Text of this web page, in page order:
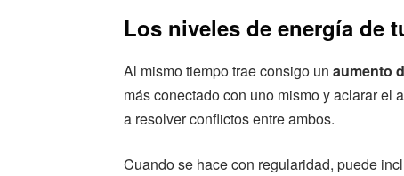
Los niveles de energía de
Al mismo tiempo trae consigo un aumento
más conectado con uno mismo y aclarar el
a resolver conflictos entre ambos.
Cuando se hace con regularidad, puede